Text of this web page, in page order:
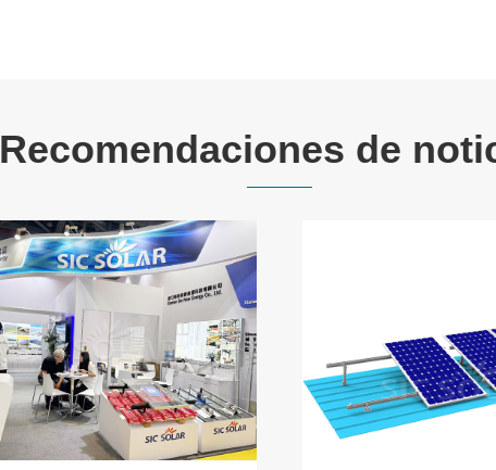
Recomendaciones de